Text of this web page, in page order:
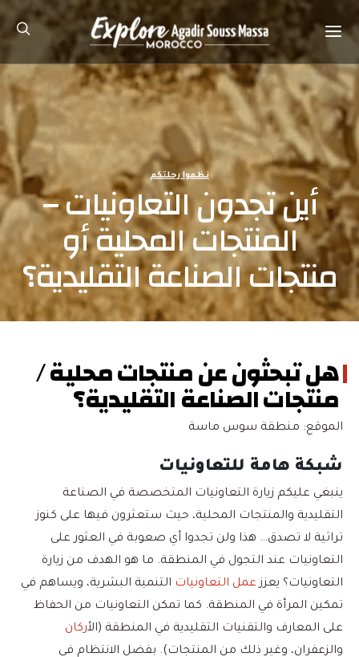
نظموا رحلتكم
أين تجدون التعاونيات –
المنتجات المحلية أو
منتجات الصناعة التقليدية؟
هل تبحثون عن منتجات محلية /
منتجات الصناعة التقليدية؟
الموقع: منطقة سوس ماسة
شبكة هامة للتعاونيات
ينبغي عليكم زيارة التعاونيات المتخصصة في الصناعة
التقليدية والمنتجات المحلية، حيث ستعثرون فيها على كنوز
تراثية لا تصدق… هذا ولن تجدوا أي صعوبة في العثور على
التعاونيات عند التجول في المنطقة. ما هو الهدف من زيارة
التعاونيات؟ يعززعمل التعاونيات التنمية البشرية، ويساهم في
تمكين المرأة في المنطقة. كما تمكن التعاونيات من الحفاظ
على المعارف والتقنيات التقليدية في المنطقة (الأركان
والزعفران، وغير ذلك من المنتجات). بفضل الانتظام في